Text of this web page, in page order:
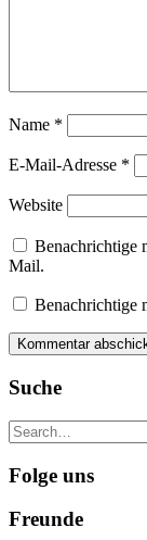
Name *
E-Mail-Adresse *
Website
Benachrichtige
Mail.
Benachrichtige
Suche
Folge uns
Freunde